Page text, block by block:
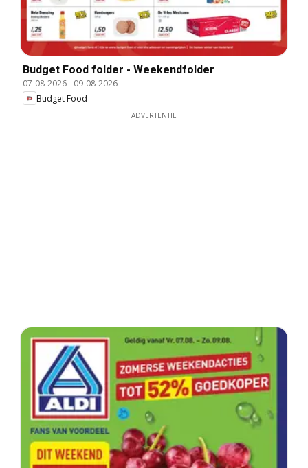
Budget Food folder - Weekendfolder
07-08-2026- 09-08-2026
Budget Food
ADVERTENTIE